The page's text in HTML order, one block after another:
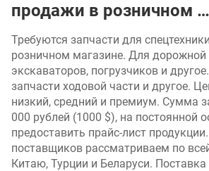
продажи в розничном …
Требуются запчасти для
розничном магазине. Для дорожной
экскаваторов, погрузчиков и
запчасти ходовой части и другое.
низкий, средний и премиум. Сумма
000 рублей (1000 $), на постоянной
предоставить прайс-лист
поставщиков рассматриваем по
Китаю, Турции и Беларуси. Поставка